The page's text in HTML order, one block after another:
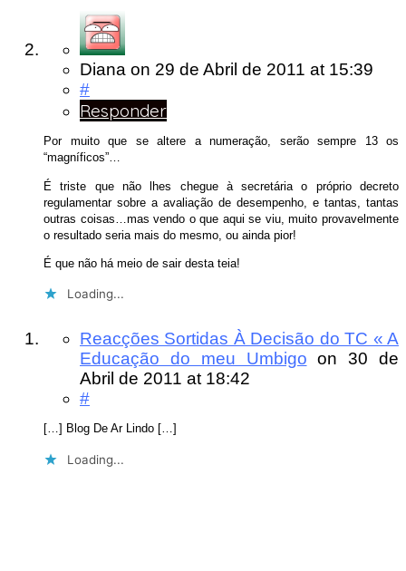
Diana on 29 de Abril de 2011 at 15:39
#
Responder
Por muito que se altere a numeração, serão sempre 13 os
“magníficos”…
É triste que não lhes chegue à secretária o próprio decreto
regulamentar sobre a avaliação de desempenho, e tantas, tantas
outras coisas…mas vendo o que aqui se viu, muito provavelmente
o resultado seria mais do mesmo, ou ainda pior!
É que não há meio de sair desta teia!
Loading...
Reacções Sortidas À Decisão do TC « A
Educação do meu Umbigo on30 de
Abril de 2011 at 18:42
#
[…] Blog De Ar Lindo […]
Loading...